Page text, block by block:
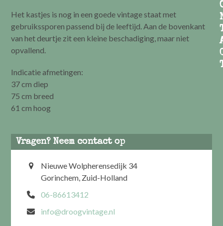
Het kastjes is nog in een goede vintage staat met
gebruikssporen passend bij de leeftijd. Aan de bovenkant
van het deurtje zit een kleine beschadiging, maar niet
opvallend.
Indicatie afmetingen:
37 cm diep
75 cm breed
61 cm hoog
Vragen? Neem contact op
Nieuwe Wolpherensedijk 34
Gorinchem, Zuid-Holland
06-86613412
info@droogvintage.nl